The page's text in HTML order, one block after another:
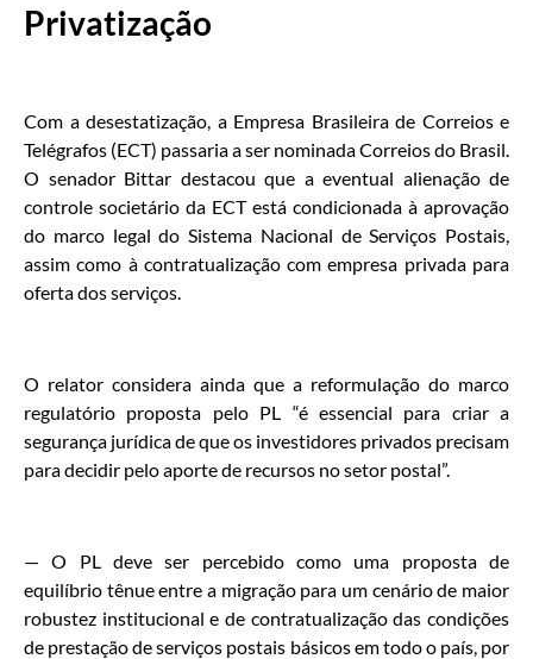
Privatização
Com a desestatização, a Empresa Brasileira de Correios e
Telégrafos (ECT) passaria a ser nominada Correios do Brasil.
O senador Bittar destacou que a eventual alienação de
controle societário da ECT está condicionada à aprovação
do marco legal do Sistema Nacional de Serviços Postais,
assim como à contratualização com empresa privada para
oferta dos serviços.
O relator considera ainda que a reformulação do marco
regulatório proposta pelo PL “é essencial para criar a
segurança jurídica de que os investidores privados precisam
para decidir pelo aporte de recursos no setor postal”.
— O PL deve ser percebido como uma proposta de
equilíbrio tênue entre a migração para um cenário de maior
robustez institucional e de contratualização das condições
de prestação de serviços postais básicos em todo o país, por